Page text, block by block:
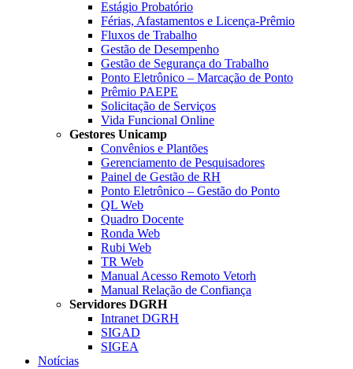
Estágio Probatório
Férias, Afastamentos e Licença-Prêmio
Fluxos de Trabalho
Gestão de Desempenho
Gestão de Segurança do Trabalho
Ponto Eletrônico – Marcação de Ponto
Prêmio PAEPE
Solicitação de Serviços
Vida Funcional Online
Gestores Unicamp
Convênios e Plantões
Gerenciamento de Pesquisadores
Painel de Gestão de RH
Ponto Eletrônico – Gestão do Ponto
QL Web
Quadro Docente
Ronda Web
Rubi Web
TR Web
Manual Acesso Remoto Vetorh
Manual Relação de Confiança
Servidores DGRH
Intranet DGRH
SIGAD
SIGEA
Notícias